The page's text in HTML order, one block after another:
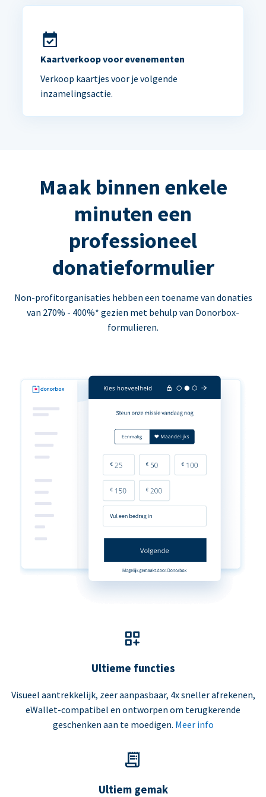
Kaartverkoop voor evenementen
Verkoop kaartjes voor je volgende
inzamelingsactie.
Maak binnen enkele
minuten een
professioneel
donatieformulier
Non-profitorganisaties hebben een toename van donaties
van 270% - 400%* gezien met behulp van Donorbox-
formulieren.
Ultieme functies
Visueel aantrekkelijk, zeer aanpasbaar, 4x sneller afrekenen,
eWallet-compatibel en ontworpen om terugkerende
geschenken aan te moedigen. Meer info
Ultiem gemak